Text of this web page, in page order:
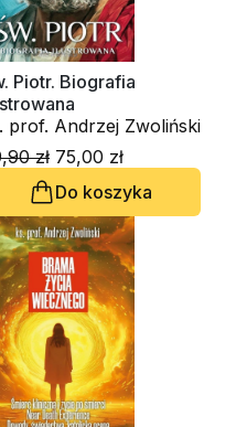
Piotr. Biografia
prof. Andrzej Zwoliński
zł 75,00 zł
Do koszyka